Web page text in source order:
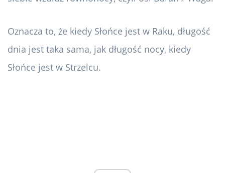
Oznacza to, że kiedy Słońce jest w Raku, długość
dnia jest taka sama, jak długość nocy, kiedy
Słońce jest w Strzelcu.